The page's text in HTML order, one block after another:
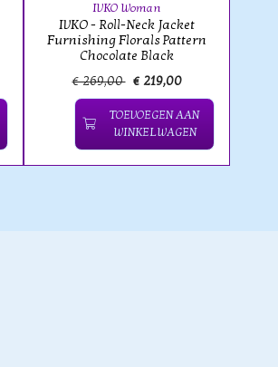
IVKO Woman
IVKO - Roll-Neck Jacket
Furnishing Florals Pattern
Chocolate Black
€ 269,00 € 219,00
TOEVOEGEN AAN
WINKELWAGEN